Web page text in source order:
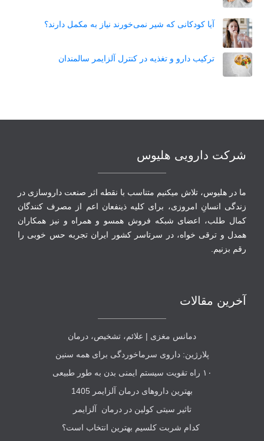
آیا کودکانی که شیر نمی‌خورند نیاز به مکمل دارند؟
ترکیب دارو و تغذیه در کنترل آلزایمر سالمندان
شرکت دارویی هلیوس
ما در هلیوس، تلاش می‏کنیم متناسب با نقطه‏ اثر صنعت داروسازی در
زندگی انسانِ امروزی، برای کلیه ذینفعان اعم از مصرف‏ کنندگان
‏کمال طلب، اعضای شبکه فروش همسو و همراه و نیز همکاران
همدل و ترقی‏ خواه، در سرتاسر کشور ایران تجربه حس خوبی را
رقم بزنیم.
آخرین مقالات
دمانس مغزی | علائم، تشخیص، درمان
پلارژین: داروی سرماخوردگی برای همه سنین
۱۰ راه تقویت سیستم ایمنی بدن به طور طبیعی
بهترین داروهای درمان آلزایمر 1405
تاثیر سیتی کولین در درمان آلزایمر
کدام شربت کلسیم بهترین انتخاب است؟